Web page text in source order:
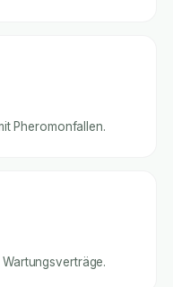
Pheromonfallen.